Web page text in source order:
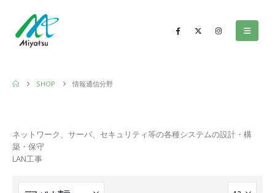
SHOP 情報通信分野
ネットワーク、サーバ、セキュリティ等の各種システムの設計・構
築・保守
LAN工事